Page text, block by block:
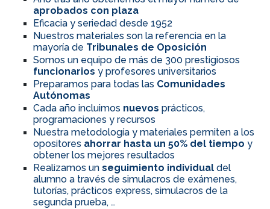
aprobados con plaza
Eficacia y seriedad desde 1952
Nuestros materiales son la referencia en la
mayoría de Tribunales de Oposición
Somos un equipo de más de 300 prestigiosos
funcionarios y profesores universitarios
Preparamos para todas las Comunidades
Autónomas
Cada año incluimos nuevos prácticos,
programaciones y recursos
Nuestra metodología y materiales permiten a los
opositores ahorrar hasta un 50% del tiempo y
obtener los mejores resultados
Realizamos un seguimiento individual del
alumno a través de simulacros de exámenes,
tutorías, prácticos express, simulacros de la
segunda prueba, …